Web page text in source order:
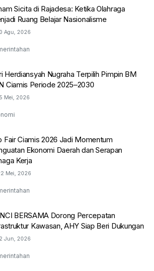
Sicita di Rajadesa: Ketika Olahraga
Ruang Belajar Nasionalisme
Agu, 2026
Herdiansyah Nugraha Terpilih Pimpin BM
Ciamis Periode 2025–2030
Mei, 2026
Fair Ciamis 2026 Jadi Momentum
Ekonomi Daerah dan Serapan
Kerja
Mei, 2026
BERSAMA Dorong Percepatan
Kawasan, AHY Siap Beri Dukungan
Jun, 2026